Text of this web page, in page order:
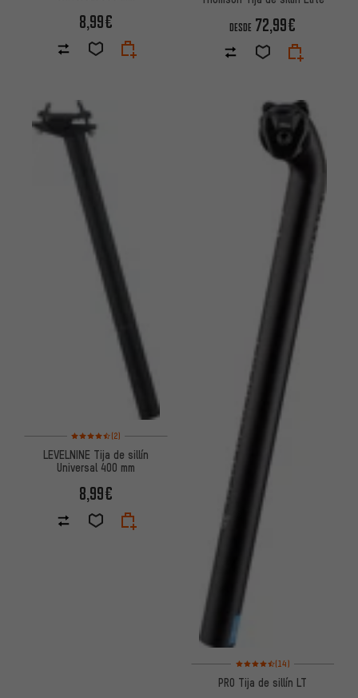
8,99€ DESDE 72,99€
Valoración media: 4,5 de 5 basada en 2 reseñas
(2)
LEVELNINE Tija de sillín
Universal 400 mm
8,99€
Valoración media: 4,5 de 5
(14)
PRO Tija de sillín LT